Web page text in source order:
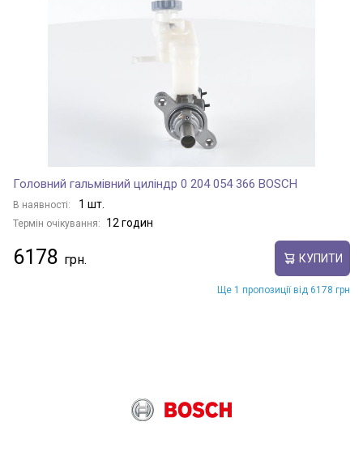
Головний гальмівний циліндр 0 204 054 366 BOSCH
В наявності: 1 шт.
Термін очікування: 12 годин
6178 КУПИТИ
Ще 1 пропозиції від 6178 грн